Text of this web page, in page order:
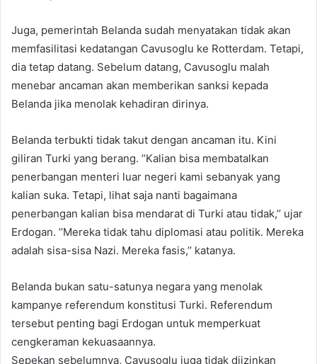
Juga, pemerintah Belanda sudah menyatakan tidak akan
memfasilitasi kedatangan Cavusoglu ke Rotterdam. Tetapi,
dia tetap datang. Sebelum datang, Cavusoglu malah
menebar ancaman akan memberikan sanksi kepada
Belanda jika menolak kehadiran dirinya.
Belanda terbukti tidak takut dengan ancaman itu. Kini
giliran Turki yang berang. ’’Kalian bisa membatalkan
penerbangan menteri luar negeri kami sebanyak yang
kalian suka. Tetapi, lihat saja nanti bagaimana
penerbangan kalian bisa mendarat di Turki atau tidak,’’ ujar
Erdogan. ’’Mereka tidak tahu diplomasi atau politik. Mereka
adalah sisa-sisa Nazi. Mereka fasis,’’ katanya.
Belanda bukan satu-satunya negara yang menolak
kampanye referendum konstitusi Turki. Referendum
tersebut penting bagi Erdogan untuk memperkuat
cengkeraman kekuasaannya.
Sepekan sebelumnya, Cavusoglu juga tidak diizinkan